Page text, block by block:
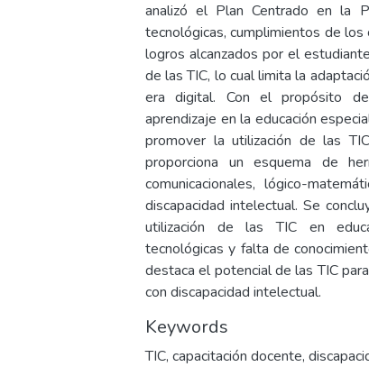
analizó el Plan Centrado en la
tecnológicas, cumplimientos de
logros alcanzados por el
de las TIC, lo cual limita la
era digital. Con el propósito
aprendizaje en la educación
promover la utilización de las
proporciona un esquema de
comunicacionales, lógico-
discapacidad intelectual. Se
utilización de las TIC en
tecnológicas y falta de
destaca el potencial de las TIC
con discapacidad intelectual.
Keywords
TIC, capacitación docente,